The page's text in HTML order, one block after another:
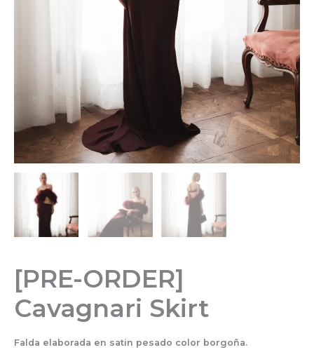
[PRE-ORDER]
Cavagnari Skirt
Falda elaborada en satin pesado color borgoña.